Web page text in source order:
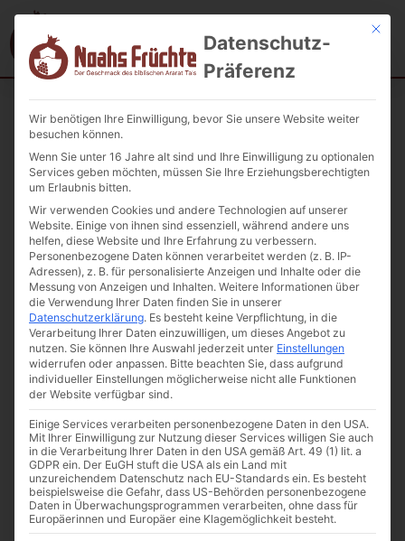
Startseite/Unkategorisiert/ Geröstete Sonnenblumenkerne mit
Schale – Ot Martina, 200 g
Mit
Datenschutz-
Präferenz
Wir benötigen Ihre Einwilligung, bevor Sie unsere Website weiter
besuchen können.
Wenn Sie unter 16 Jahre alt sind und Ihre Einwilligung zu optionalen
Services geben möchten, müssen Sie Ihre Erziehungsberechtigten
um Erlaubnis bitten.
Wir verwenden Cookies und andere Technologien auf unserer
Website. Einige von ihnen sind essenziell, während andere uns
helfen, diese Website und Ihre Erfahrung zu verbessern.
Personenbezogene Daten können verarbeitet werden (z. B. IP-
Adressen), z. B. für personalisierte Anzeigen und Inhalte oder die
Messung von Anzeigen und Inhalten. Weitere Informationen über
die Verwendung Ihrer Daten finden Sie in unserer
Datenschutzerklärung. Es besteht keine Verpflichtung, in die
Verarbeitung Ihrer Daten einzuwilligen, um dieses Angebot zu
nutzen. Sie können Ihre Auswahl jederzeit unter Einstellungen
widerrufen oder anpassen. Bitte beachten Sie, dass aufgrund
individueller Einstellungen möglicherweise nicht alle Funktionen
der Website verfügbar sind.
Einige Services verarbeiten personenbezogene Daten in den USA.
Mit Ihrer Einwilligung zur Nutzung dieser Services willigen Sie auch
in die Verarbeitung Ihrer Daten in den USA gemäß Art. 49 (1) lit. a
GDPR ein. Der EuGH stuft die USA als ein Land mit
unzureichendem Datenschutz nach EU-Standards ein. Es besteht
beispielsweise die Gefahr, dass US-Behörden personenbezogene
Daten in Überwachungsprogrammen verarbeiten, ohne dass für
Europäerinnen und Europäer eine Klagemöglichkeit besteht.